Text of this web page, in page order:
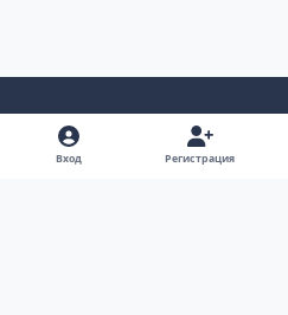
Light ModeDark ModeSystem Preference
Вход Регистрация